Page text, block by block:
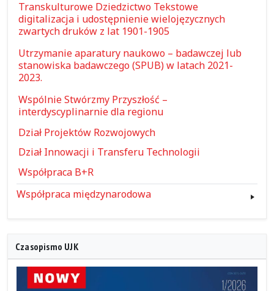
Transkulturowe Dziedzictwo Tekstowe
digitalizacja i udostępnienie wielojęzycznych
zwartych druków z lat 1901-1905
Utrzymanie aparatury naukowo – badawczej lub
stanowiska badawczego (SPUB) w latach 2021-
2023.
Wspólnie Stwórzmy Przyszłość –
interdyscyplinarnie dla regionu
Dział Projektów Rozwojowych
Dział Innowacji i Transferu Technologii
Współpraca B+R
Współpraca międzynarodowa
Czasopismo UJK